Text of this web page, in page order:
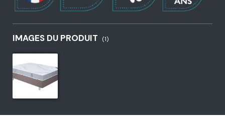
IMAGES DU PRODUIT (1)